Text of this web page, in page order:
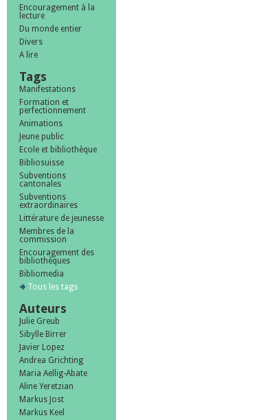
Encouragement à la
lecture
Du monde entier
Divers
A lire
Tags
Manifestations
Formation et
perfectionnement
Animations
Jeune public
Ecole et bibliothèque
Bibliosuisse
Subventions
cantonales
Subventions
extraordinaires
Littérature de jeunesse
Membres de la
commission
Encouragement des
bibliothèques
Bibliomedia
Tous les tags
Auteurs
Julie Greub
Sibylle Birrer
Javier Lopez
Andrea Grichting
Maria Aellig-Abate
Aline Yeretzian
Markus Jost
Markus Keel